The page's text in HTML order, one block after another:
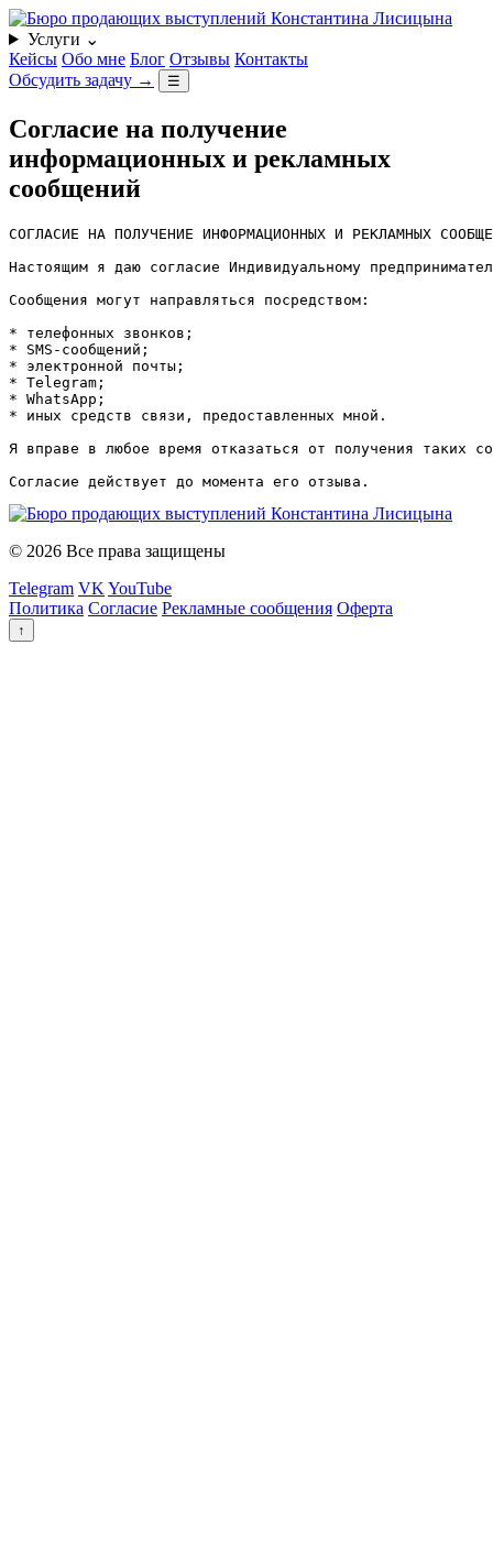
Услуги ⌄
Кейсы Обо мне Блог Отзывы Контакты
Обсудить задачу → ☰
Согласие на получение
информационных и рекламных
сообщений
СОГЛАСИЕ НА ПОЛУЧЕНИЕ ИНФОРМАЦИОННЫХ И РЕКЛАМНЫХ
Настоящим я даю согласие Индивидуальному
Сообщения могут направляться посредством:
* телефонных звонков;
* SMS-сообщений;
* электронной почты;
* Telegram;
* WhatsApp;
* иных средств связи, предоставленных мной.
Я вправе в любое время отказаться от получения таких
© 2026 Все права защищены
Telegram VK YouTube
Политика Согласие Рекламные сообщения Оферта
↑